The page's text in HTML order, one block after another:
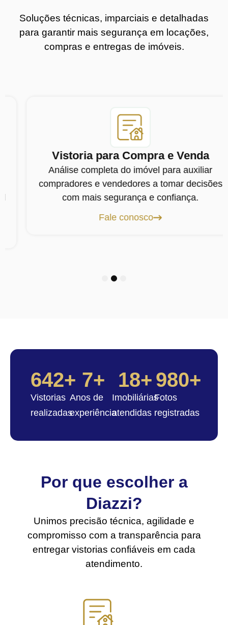
Soluções técnicas, imparciais e detalhadas
para garantir mais segurança em locações,
compras e entregas de imóveis.
Vistoria para Compra e Venda
Análise completa do imóvel para auxiliar
compradores e vendedores a tomar decisões
com mais segurança e confiança.
Fale conosco
Vistorias
realizadas
642+
Anos de
experiência
7+
Imobiliárias
atendidas
18+
Fotos
registradas
980+
Por que escolher a
Diazzi?
Unimos precisão técnica, agilidade e
compromisso com a transparência para
entregar vistorias confiáveis em cada
atendimento.